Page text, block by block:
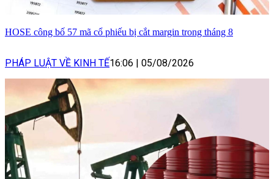
HOSE công bố 57 mã cổ phiếu bị cắt margin trong tháng 8
PHÁP LUẬT VỀ KINH TẾ16:06 | 05/08/2026